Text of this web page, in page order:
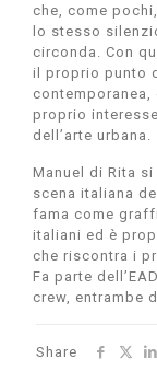
che, come
lo stesso
circonda. Con
il proprio punto
contemporanea,
proprio
dell’arte urbana.
Manuel di Rita
scena italiana
fama come
italiani ed è
che riscontra i
Fa parte
crew, entrambe
Share